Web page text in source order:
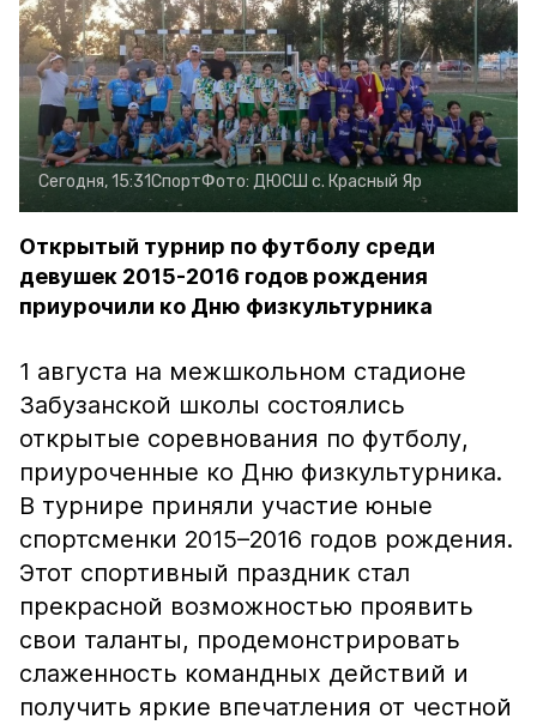
Сегодня, 15:31СпортФото: ДЮСШ с. Красный Яр
Открытый турнир по футболу среди
девушек 2015-2016 годов рождения
приурочили ко Дню физкультурника
1 августа на межшкольном стадионе
Забузанской школы состоялись
открытые соревнования по футболу,
приуроченные ко Дню физкультурника.
В турнире приняли участие юные
спортсменки 2015–2016 годов рождения.
Этот спортивный праздник стал
прекрасной возможностью проявить
свои таланты, продемонстрировать
слаженность командных действий и
получить яркие впечатления от честной